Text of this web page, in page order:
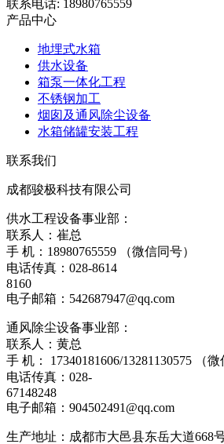
联系电话: 18980765559
产品中心
地埋式水箱
供水设备
箱泵一体化工程
不锈钢加工
烟囱及通风除尘设备
水箱储罐安装工程
联系我们
成都骏极科技有限公司
供水工程设备事业部：
联系人：崔总
手 机：18980765559 （微信同号）
电话传真：028-8614
电子邮箱：542687947@qq.com
通风除尘设备事业部：
联系人：黄总
手 机： 17340181606/13281130575 （微
电话传真：028-
电子邮箱：904502491@qq.com
生产地址：成都市大邑县东岳大道668